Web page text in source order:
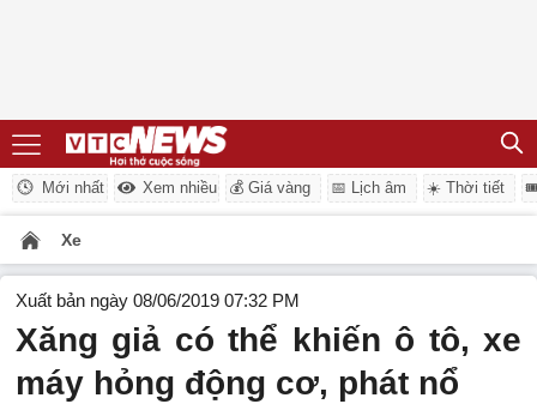
Mới nhất Xem nhiều 💰 Giá vàng 📅 Lịch âm ☀️ Thời tiết
Xe
Xuất bản ngày 08/06/2019 07:32 PM
Xăng giả có thể khiến ô tô, xe
máy hỏng động cơ, phát nổ